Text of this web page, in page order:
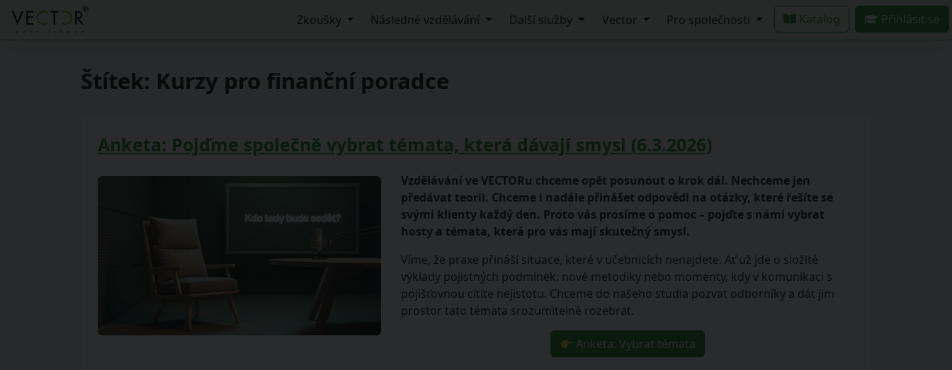
Zkoušky Následné vzdělávání Další služby Vector Pro společnosti Katalog Přihlásit se
Štítek: Kurzy pro finanční poradce
Anketa: Pojďme společně vybrat témata, která dávají smysl (6.3.2026)
Vzdělávání ve VECTORu chceme opět posunout o krok dál. Nechceme jen
předávat teorii. Chceme i nadále přinášet odpovědi na otázky, které řešíte se
svými klienty každý den. Proto vás prosíme o pomoc – pojďte s námi vybrat
hosty a témata, která pro vás mají skutečný smysl.
Víme, že praxe přináší situace, které v učebnicích nenajdete. Ať už jde o složité
výklady pojistných podmínek, nové metodiky nebo momenty, kdy v komunikaci s
pojišťovnou cítíte nejistotu. Chceme do našeho studia pozvat odborníky a dát jim
prostor tato témata srozumitelně rozebrat.
Anketa: Vybrat témata